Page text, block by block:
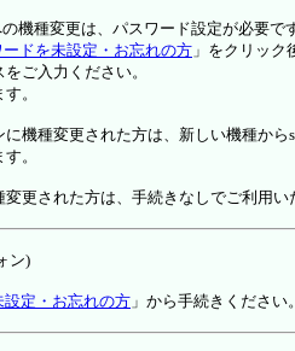
機種変更は、パスワード設定が必要です
ードを未設定・お忘れの方 」をクリック
ご入力ください。
。
機種変更された方は、新しい機種か
。
更された方は、手続きなしでご利用
ン)
定・お忘れの方 」から手続きください。